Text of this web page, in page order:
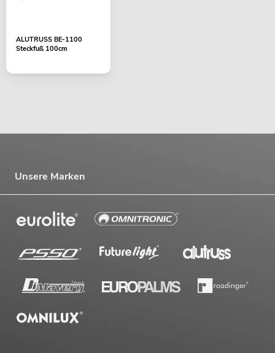
ALUTRUSS BE-1100
Steckfuß 100cm
Unsere Marken